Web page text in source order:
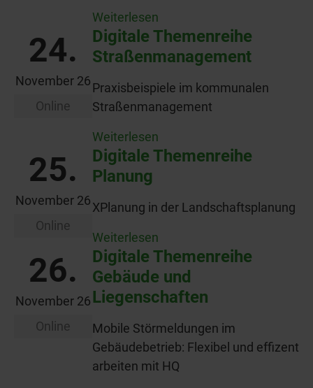
Weiterlesen
24.
November 26
Online
Digitale Themenreihe
Straßenmanagement
Praxisbeispiele im kommunalen
Straßenmanagement
Weiterlesen
25.
November 26
Online
Digitale Themenreihe
Planung
XPlanung in der Landschaftsplanung
Weiterlesen
26.
November 26
Online
Digitale Themenreihe
Gebäude und
Liegenschaften
Mobile Störmeldungen im
Gebäudebetrieb: Flexibel und effizent
arbeiten mit HQ